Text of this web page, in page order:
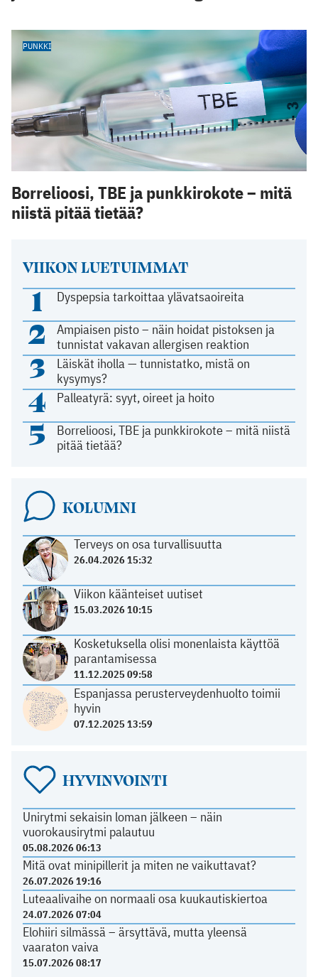
VIIKON LUETUIMMAT
1 Dyspepsia tarkoittaa ylävatsaoireita
2
Ampiaisen pisto – näin hoidat pistoksen ja
tunnistat vakavan allergisen reaktion
3
Läiskät iholla — tunnistatko, mistä on
kysymys?
4 Palleatyrä: syyt, oireet ja hoito
5
Borrelioosi, TBE ja punkkirokote – mitä niistä
pitää tietää?
KOLUMNI
Terveys on osa turvallisuutta
26.04.2026 15:32
Viikon käänteiset uutiset
15.03.2026 10:15
Kosketuksella olisi monenlaista käyttöä
parantamisessa
11.12.2025 09:58
Espanjassa perusterveydenhuolto toimii
hyvin
07.12.2025 13:59
HYVINVOINTI
Unirytmi sekaisin loman jälkeen – näin
vuorokausirytmi palautuu
05.08.2026 06:13
Mitä ovat minipillerit ja miten ne vaikuttavat?
26.07.2026 19:16
Luteaalivaihe on normaali osa kuukautiskiertoa
24.07.2026 07:04
Elohiiri silmässä – ärsyttävä, mutta yleensä
vaaraton vaiva
15.07.2026 08:17
PUNKKI
Borrelioosi, TBE ja punkkirokote – mitä
niistä pitää tietää?